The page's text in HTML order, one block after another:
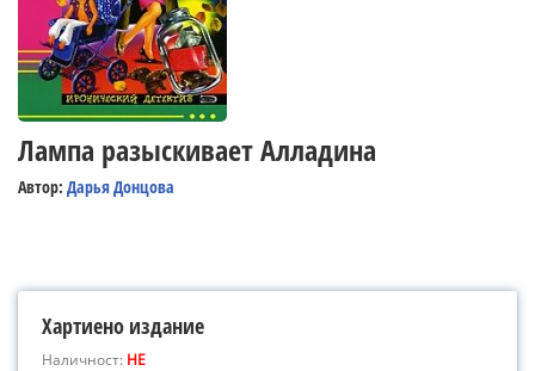
Лампа разыскивает Алладина
Автор: Дарья Донцова
Хартиено издание
Наличност: НЕ